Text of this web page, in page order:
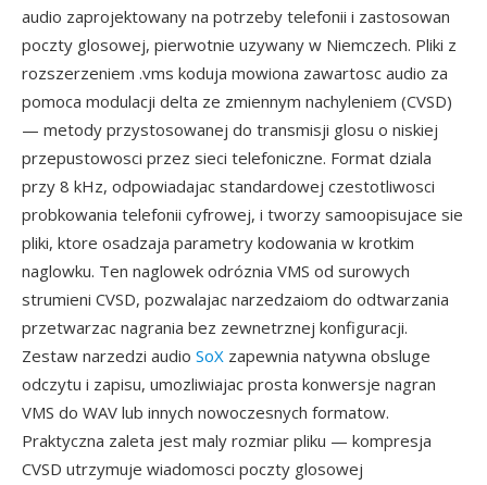
audio zaprojektowany na potrzeby telefonii i zastosowan
poczty glosowej, pierwotnie uzywany w Niemczech. Pliki z
rozszerzeniem .vms koduja mowiona zawartosc audio za
pomoca modulacji delta ze zmiennym nachyleniem (CVSD)
— metody przystosowanej do transmisji glosu o niskiej
przepustowosci przez sieci telefoniczne. Format dziala
przy 8 kHz, odpowiadajac standardowej czestotliwosci
probkowania telefonii cyfrowej, i tworzy samoopisujace sie
pliki, ktore osadzaja parametry kodowania w krotkim
naglowku. Ten naglowek odróznia VMS od surowych
strumieni CVSD, pozwalajac narzedzaiom do odtwarzania
przetwarzac nagrania bez zewnetrznej konfiguracji.
Zestaw narzedzi audio SoX zapewnia natywna obsluge
odczytu i zapisu, umozliwiajac prosta konwersje nagran
VMS do WAV lub innych nowoczesnych formatow.
Praktyczna zaleta jest maly rozmiar pliku — kompresja
CVSD utrzymuje wiadomosci poczty glosowej